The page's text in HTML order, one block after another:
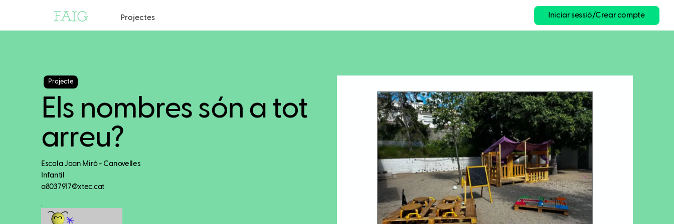
Projectes Iniciar sessió/Crear compte
Projecte
Els nombres són a tot
arreu?
Escola Joan Miró - Canovelles
Infantil
a8037917@xtec.cat